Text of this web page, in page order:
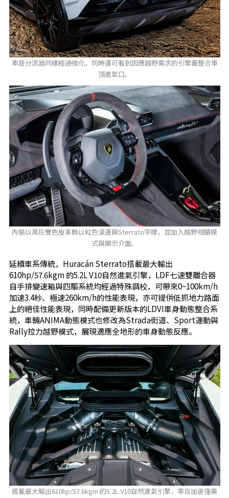
車底分流器同樣經過強化，同時還可看到因應越野需求的引擎蓋整合車
頂進氣口。
內裝以黑灰雙色皮革飾以紅色滾邊與Sterrato字樣，並加入越野相關模
式與顯示介面。
延續車系傳統，Huracán Sterrato搭載最大輸出
610hp/57.6kgm 的5.2L V10自然進氣引擎，LDF七速雙離合器
自手排變速箱與四驅系統均經過特殊調校，可帶來0~100km/h
加速3.4秒、極速260km/h的性能表現，亦可提供低抓地力路面
上的絕佳性能表現，同時配備更新版本的LDVI車身動態整合系
統，車輛ANIMA動態模式也修改為Strada街道、Sport運動與
Rally拉力越野模式，展現適應全地形的車身動態反應。
搭載最大輸出610hp/57.6kgm 的5.2L V10自然進氣引擎，零百加速僅需